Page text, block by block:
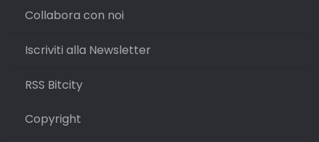
Collabora con noi
Iscriviti alla Newsletter
RSS Bitcity
Copyright